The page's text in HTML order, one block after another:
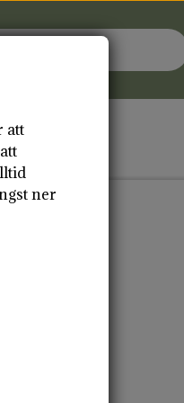
AMNINGSINLÄGG
att
ner